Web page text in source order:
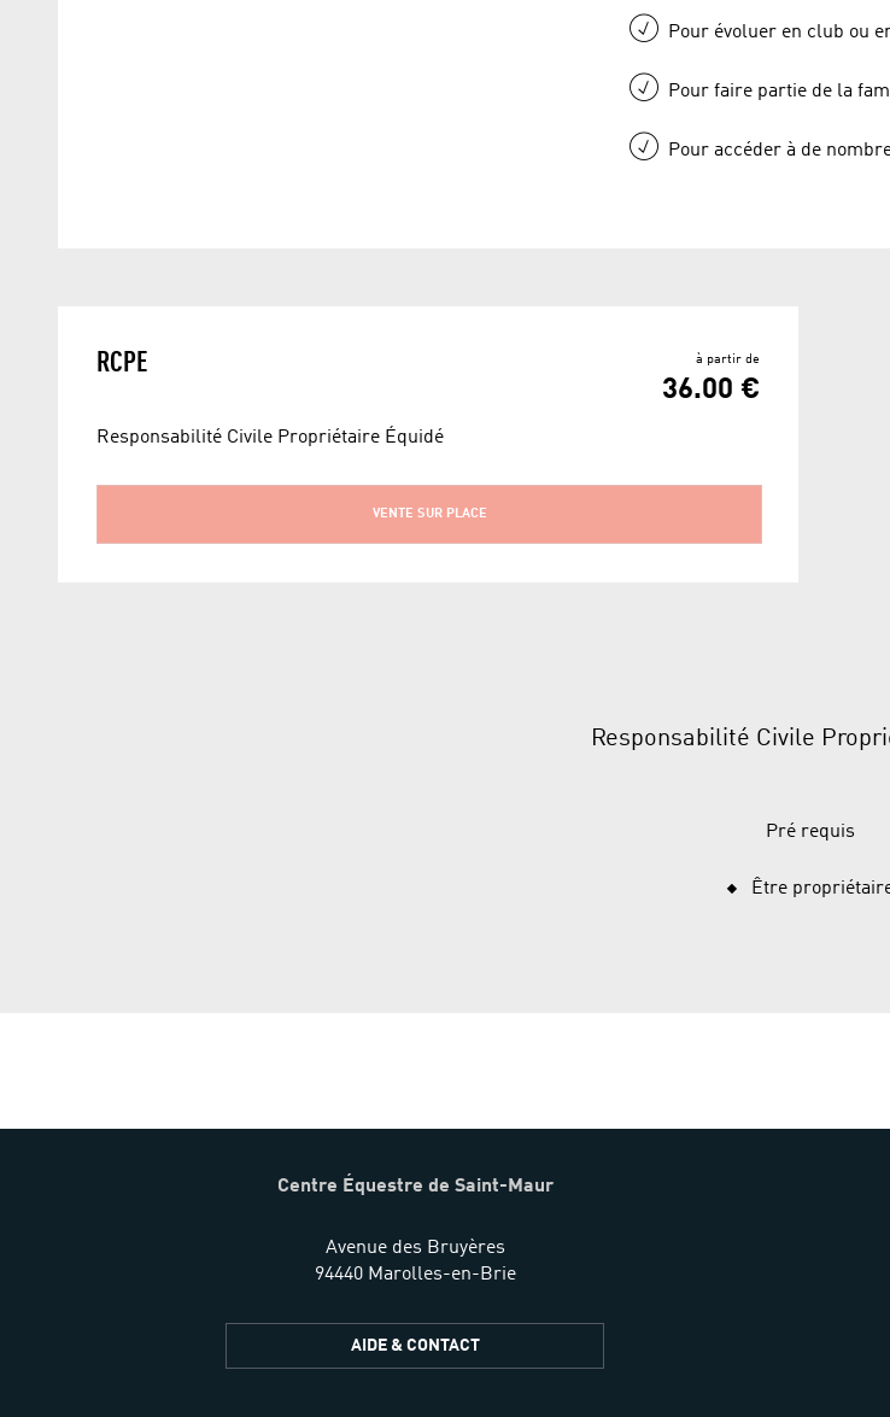
Pour évoluer en club ou
Pour faire partie de la
Pour accéder à de
RCPE à partir de
36.00 €
Responsabilité Civile Propriétaire Équidé
VENTE SUR PLACE
Responsabilité Civile
Pré requis
Être
Centre Équestre de Saint-Maur
Avenue des Bruyères
94440 Marolles-en-Brie
AIDE & CONTACT